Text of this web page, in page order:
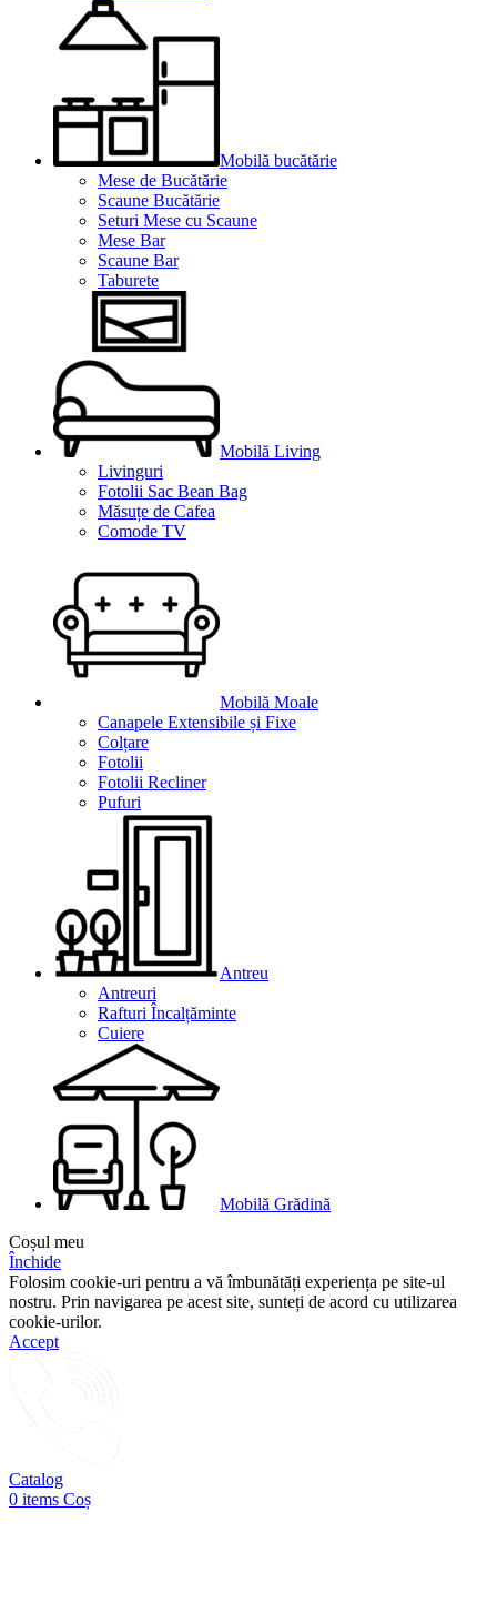
Mobilă bucătărie
Mese de Bucătărie
Scaune Bucătărie
Seturi Mese cu Scaune
Mese Bar
Scaune Bar
Taburete
Mobilă Living
Livinguri
Fotolii Sac Bean Bag
Măsuțe de Cafea
Comode TV
Mobilă Moale
Canapele Extensibile și Fixe
Colțare
Fotolii
Fotolii Recliner
Pufuri
Antreu
Antreuri
Rafturi Încalțăminte
Cuiere
Mobilă Grădină
Coșul meu
Închide
Folosim cookie-uri pentru a vă îmbunătăți experiența pe site-ul
nostru. Prin navigarea pe acest site, sunteți de acord cu utilizarea
cookie-urilor.
Accept
Catalog
0 items Coș